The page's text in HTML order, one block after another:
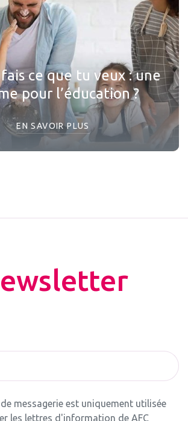
ce que tu veux : une
pour l’éducation ?
EN SAVOIR PLUS
messagerie est uniquement utilisée
les lettres d'information de AFC